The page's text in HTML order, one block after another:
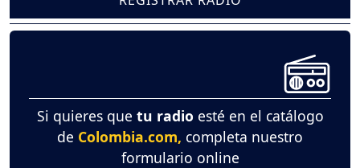
Si quieres que tu radio esté en el catálogo
de Colombia.com, completa nuestro
formulario online